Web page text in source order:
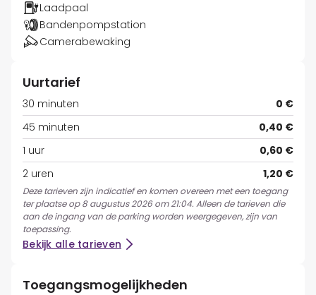
Laadpaal
Bandenpompstation
Camerabewaking
Uurtarief
30 minuten
0 €
45 minuten
0,40 €
1 uur
0,60 €
2 uren
1,20 €
Deze tarieven zijn indicatief en komen overeen met een toegang
ter plaatse op 8 augustus 2026 om 21:04. Alleen de tarieven die
aan de ingang van de parking worden weergegeven, zijn van
toepassing.
Bekijk alle tarieven
Toegangsmogelijkheden